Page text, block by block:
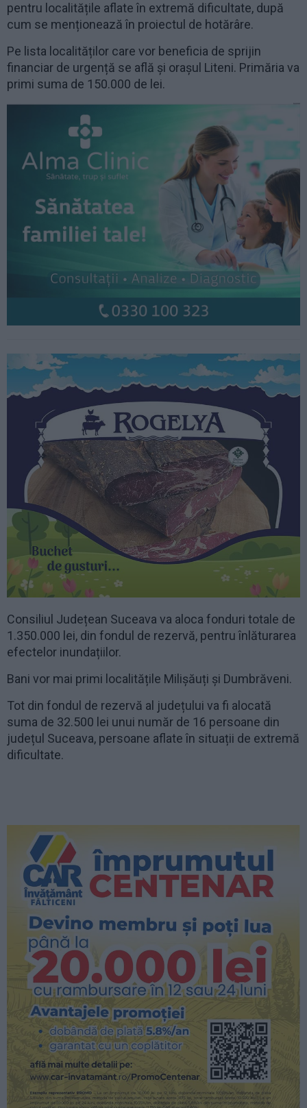
pentru localitățile aflate în extremă dificultate, după
cum se menționează în proiectul de hotărâre.
Pe lista localităților care vor beneficia de sprijin
financiar de urgență se află și orașul Liteni. Primăria va
primi suma de 150.000 de lei.
Consiliul Județean Suceava va aloca fonduri totale de
1.350.000 lei, din fondul de rezervă, pentru înlăturarea
efectelor inundațiilor.
Bani vor mai primi localitățile Milișăuți și Dumbrăveni.
Tot din fondul de rezervă al județului va fi alocată
suma de 32.500 lei unui număr de 16 persoane din
județul Suceava, persoane aflate în situații de extremă
dificultate.